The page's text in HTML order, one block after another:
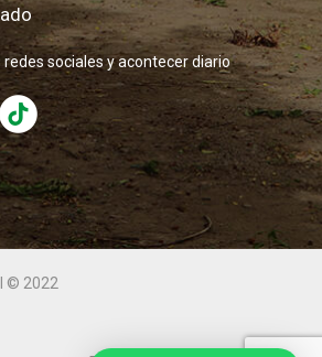
sociales y acontecer diario
© 2022